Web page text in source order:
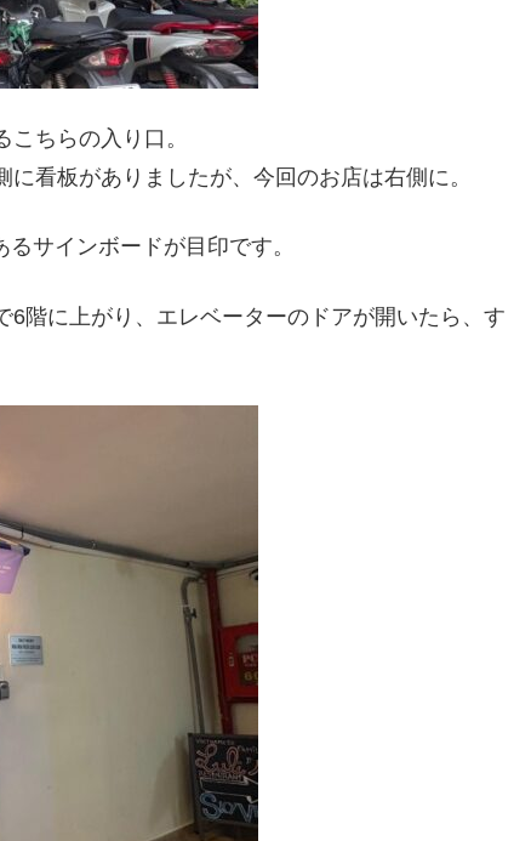
ちらの入り口。
看板がありましたが、今回のお店は右側に。
サインボードが目印です。
階に上がり、エレベーターのドアが開いたら、す